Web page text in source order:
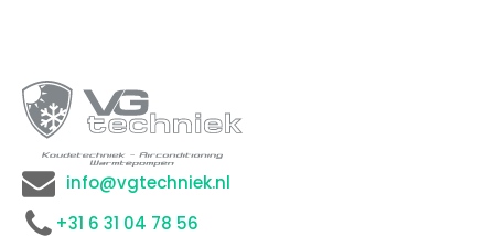
info@vgtechniek.nl
+31 6 31 04 78 56